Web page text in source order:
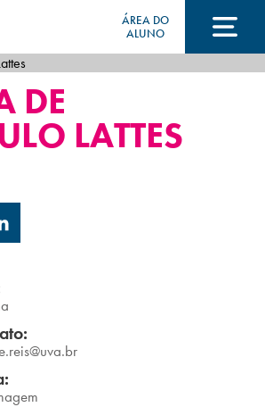
ÁREA DO
ALUNO
BOLSAS
DE
LATTES